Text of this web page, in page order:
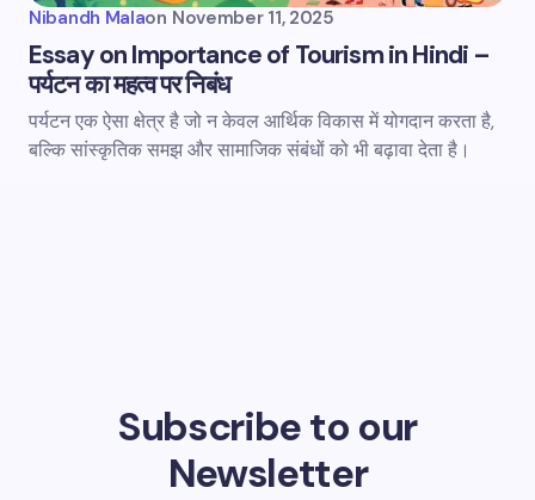
Nibandh Malaon November 11, 2025
Essay on Importance of Tourism in Hindi –
पर्यटन का महत्व पर निबंध
पर्यटन एक ऐसा क्षेत्र है जो न केवल आर्थिक विकास में योगदान करता है,
बल्कि सांस्कृतिक समझ और सामाजिक संबंधों को भी बढ़ावा देता है।
Subscribe to our
Newsletter